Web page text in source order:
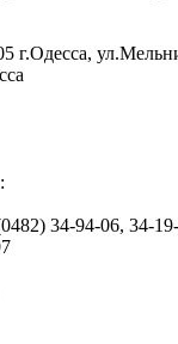
г.Одесса,
34-94-06, 34-